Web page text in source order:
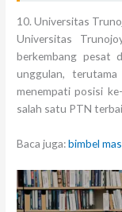
10. Universitas
Universitas
berkembang pesat
unggulan,
menempati posisi
salah satu PTN
Baca juga:bimbel